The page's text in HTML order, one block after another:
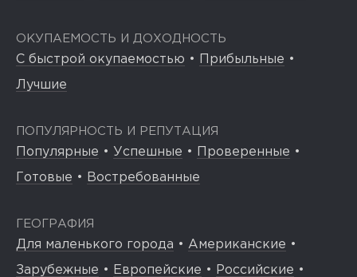
ОКУПАЕМОСТЬ И ДОХОДНОСТЬ
С быстрой окупаемостью • Прибыльные •
Лучшие
ПОПУЛЯРНОСТЬ И РЕПУТАЦИЯ
Популярные • Успешные • Проверенные •
Готовые • Востребованные
ГЕОГРАФИЯ
Для маленького города • Американские •
Зарубежные • Европейские • Российские •